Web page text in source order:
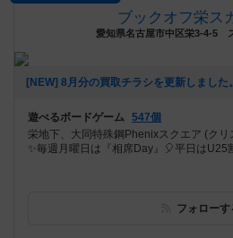
ブックオフ栄ス
愛知県名古屋市中区栄3-4-5
遊べるボードゲーム 547個
栄地下、大同特殊鋼Phenixスクエア (ク
✨毎週月曜日は『相席Day』🎈平日はU25
フォローす